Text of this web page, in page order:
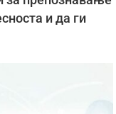
и да ги